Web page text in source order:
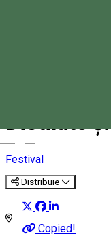
Distilate
Festival
Distribuie
Copied!